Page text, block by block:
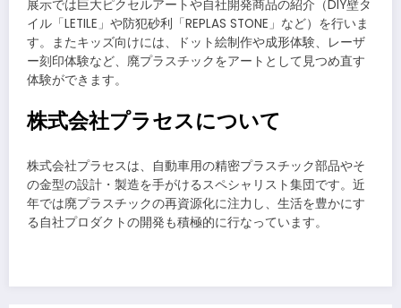
展示では巨大ピクセルアートや自社開発商品の紹介（DIY壁タ
イル「LETILE」や防犯砂利「REPLAS STONE」など）を行いま
す。またキッズ向けには、ドット絵制作や成形体験、レーザ
ー刻印体験など、廃プラスチックをアートとして見つめ直す
体験ができます。
株式会社プラセスについて
株式会社プラセスは、自動車用の精密プラスチック部品やそ
の金型の設計・製造を手がけるスペシャリスト集団です。近
年では廃プラスチックの再資源化に注力し、生活を豊かにす
る自社プロダクトの開発も積極的に行なっています。